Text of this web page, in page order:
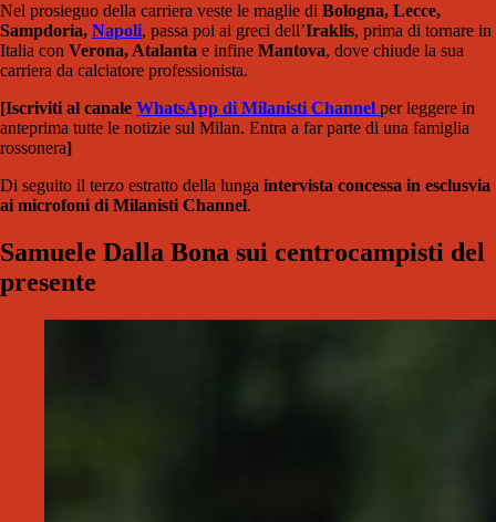
Nel prosieguo della carriera veste le maglie di Bologna, Lecce,
Sampdoria, Napoli, passa poi ai greci dell’Iraklis, prima di tornare in
Italia con Verona, Atalanta e infine Mantova, dove chiude la sua
carriera da calciatore professionista.
[Iscriviti al canale WhatsApp di Milanisti Channel per leggere in
anteprima tutte le notizie sul Milan. Entra a far parte di una famiglia
rossonera]
Di seguito il terzo estratto della lunga intervista concessa in esclusvia
ai microfoni di Milanisti Channel.
Samuele Dalla Bona sui centrocampisti del
presente